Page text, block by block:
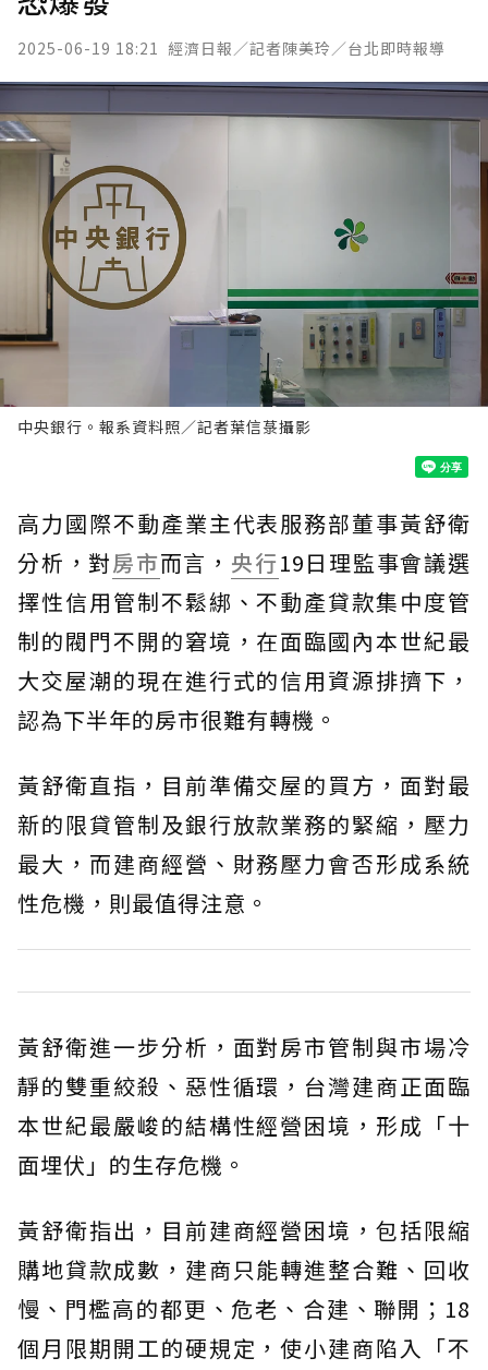
2025-06-19 18:21 經濟日報／記者陳美玲／台北即時報導
中央銀行。報系資料照／記者葉信菉攝影
高力國際不動產業主代表服務部董事黃舒衛
分析，對房市而言， 央行19日理監事會議選
擇性信用管制不鬆綁、不動產貸款集中度管
制的閥門不開的窘境，在面臨國內本世紀最
大交屋潮的現在進行式的信用資源排擠下，
認為下半年的房市很難有轉機。
黃舒衛直指，目前準備交屋的買方，面對最
新的限貸管制及銀行放款業務的緊縮，壓力
最大，而建商經營、財務壓力會否形成系統
性危機，則最值得注意。
黃舒衛進一步分析，面對房市管制與市場冷
靜的雙重絞殺、惡性循環，台灣建商正面臨
本世紀最嚴峻的結構性經營困境，形成「十
面埋伏」的生存危機。
黃舒衛指出，目前建商經營困境，包括限縮
購地貸款成數，建商只能轉進整合難、回收
慢、門檻高的都更、危老、合建、聯開；18
個月限期開工的硬規定，使小建商陷入「不